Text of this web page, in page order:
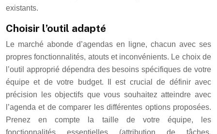
existants.
Choisir l’outil adapté
Le marché abonde d’agendas en ligne, chacun avec ses
propres fonctionnalités, atouts et inconvénients. Le choix de
l’outil approprié dépendra des besoins spécifiques de votre
équipe et de votre budget. Il est crucial de définir avec
précision les objectifs que vous souhaitez atteindre avec
l’agenda et de comparer les différentes options proposées.
Prenez en compte la taille de votre équipe, les
fonctionnalités essentielles (attribution de tâches,